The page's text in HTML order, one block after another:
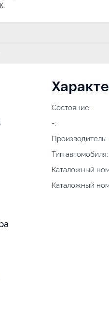
Состояние:
-:
Производитель:
Тип автомобиля:
Каталожный
Каталожный